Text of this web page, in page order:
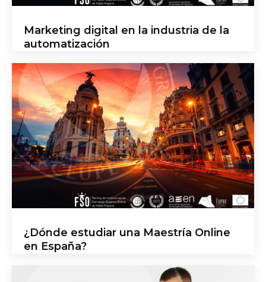
Marketing digital en la industria de la
automatización
¿Dónde estudiar una Maestría Online
en España?